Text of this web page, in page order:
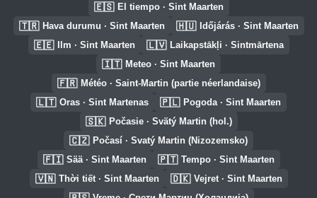
🇪🇸 El tiempo · Sint Maarten
🇹🇷 Hava durumu · Sint Maarten 🇭🇺 Időjárás · Sint Maarten
🇪🇪 Ilm · Sint Maarten 🇱🇻 Laikapstākļi · Sintmārtena
🇮🇹 Meteo · Sint Maarten
🇫🇷 Météo · Saint-Martin (partie néerlandaise)
🇱🇹 Oras · Sint Martenas 🇵🇱 Pogoda · Sint Maarten
🇸🇰 Počasie · Svätý Martin (hol.)
🇨🇿 Počasí · Svatý Martin (Nizozemsko)
🇫🇮 Sää · Sint Maarten 🇵🇹 Tempo · Sint Maarten
🇻🇳 Thời tiết · Sint Maarten 🇩🇰 Vejret · Sint Maarten